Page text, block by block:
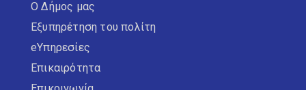
Ο Δήμος μας
Εξυπηρέτηση του πολίτη
eΥπηρεσίες
Επικαιρότητα